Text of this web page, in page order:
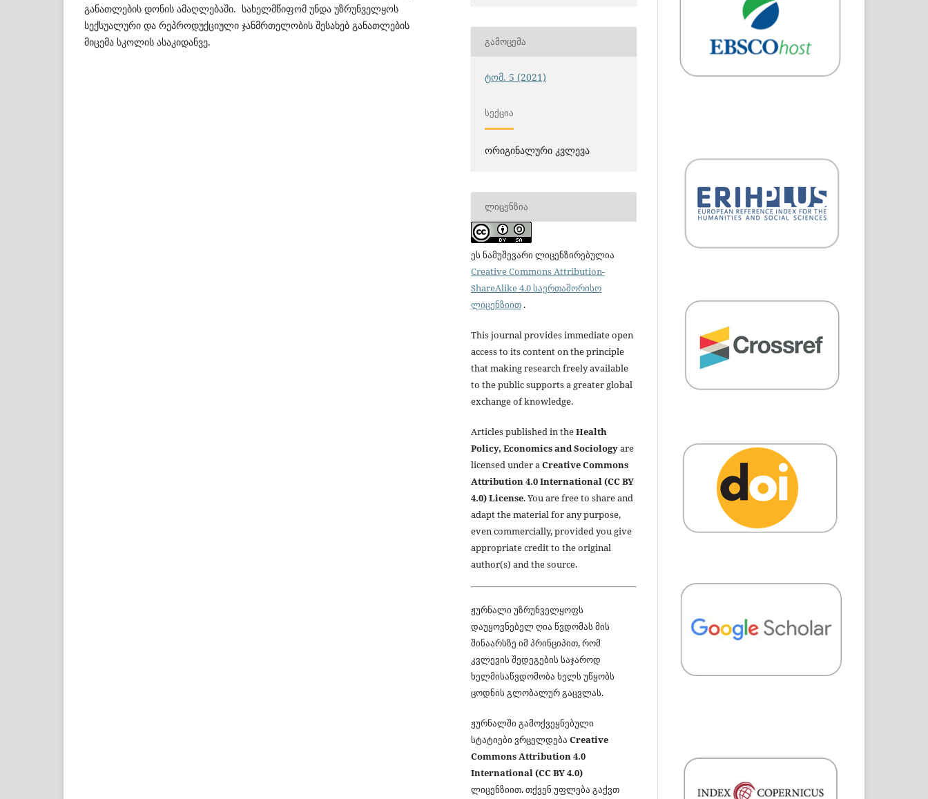
განათლების დონის ამაღლებაში. სახელმწიფომ უნდა უზრუნველყოს
სექსუალური და რეპროდუქციული ჯანმრთელობის შესახებ განათლების
მიცემა სკოლის ასაკიდანვე.
ᲒᲐᲛᲝᲪᲔᲛᲐ
ტომ. 5 (2021)
ᲡᲔᲥᲪᲘᲐ
ორიგინალური კვლევა
ᲚᲘᲪᲔᲜᲖᲘᲐ
ეს ნამუშევარი ლიცენზირებულია
Creative Commons Attribution-
ShareAlike 4.0 საერთაშორისო
ლიცენზიით .
This journal provides immediate open
access to its content on the principle
that making research freely available
to the public supports a greater global
exchange of knowledge.
Articles published in theHealth
Policy, Economics and Sociologyare
licensed under aCreative Commons
Attribution 4.0 International (CC BY
4.0) License. You are free to share and
adapt the material for any purpose,
even commercially, provided you give
appropriate credit to the original
author(s) and the source.
ჟურნალი უზრუნველყოფს
დაუყოვნებელ ღია წვდომას მის
შინაარსზე იმ პრინციპით, რომ
კვლევის შედეგების საჯაროდ
ხელმისაწვდომობა ხელს უწყობს
ცოდნის გლობალურ გაცვლას.
ჟურნალში გამოქვეყნებული
სტატიები ვრცელდება Creative
Commons Attribution 4.0
International (CC BY 4.0)
ლიცენზიით. თქვენ უფლება გაქვთ